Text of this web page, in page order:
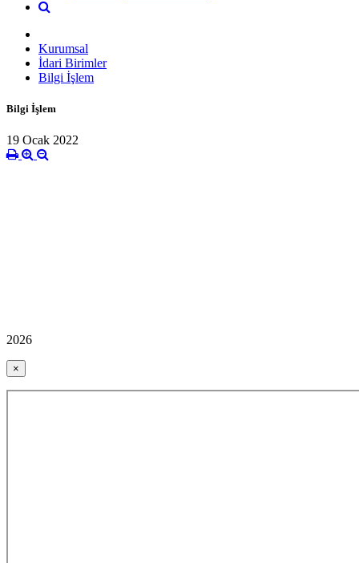
Kurumsal
İdari Birimler
Bilgi İşlem
Bilgi İşlem
19 Ocak 2022
2026
×